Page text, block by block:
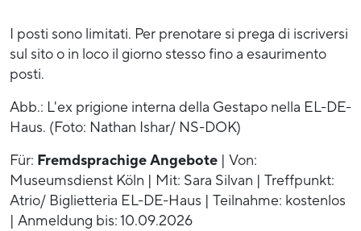
I posti sono limitati. Per prenotare si prega di iscriversi
sul sito o in loco il giorno stesso fino a esaurimento
posti.
Abb.: L'ex prigione interna della Gestapo nella EL-DE-
Haus. (Foto: Nathan Ishar/ NS-DOK)
Für: Fremdsprachige Angebote | Von:
Museumsdienst Köln | Mit: Sara Silvan | Treffpunkt:
Atrio/ Biglietteria EL-DE-Haus | Teilnahme: kostenlos
| Anmeldung bis: 10.09.2026